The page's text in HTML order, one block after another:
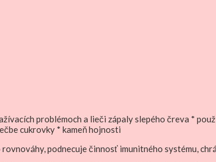
problémoch a lieči zápaly slepého čreva *
cukrovky * kameň hojnosti
podnecuje činnosť imunitného systému,